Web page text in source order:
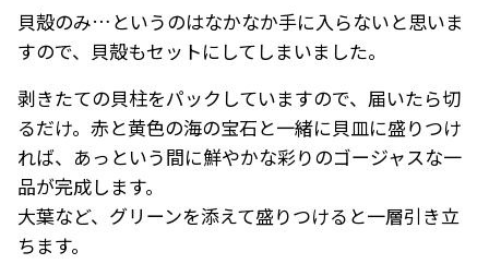
貝殻のみ…というのはなかなか手に入らないと思いま
すので、貝殻もセットにしてしまいました。
剥きたての貝柱をパックしていますので、届いたら切
るだけ。赤と黄色の海の宝石と一緒に貝皿に盛りつけ
れば、あっという間に鮮やかな彩りのゴージャスな一
品が完成します。
大葉など、グリーンを添えて盛りつけると一層引き立
ちます。